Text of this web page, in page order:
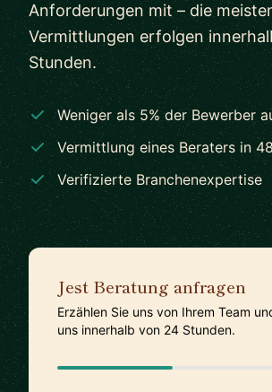
Anforderungen mit – die
Vermittlungen erfolgen
Stunden.
Weniger als 5% der Bewerber
Vermittlung eines Beraters in
Verifizierte Branchenexpertise
Jest Beratung anfragen
Erzählen Sie uns von Ihrem Team
uns innerhalb von 24 Stunden.